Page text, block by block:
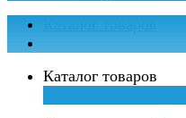
Каталог товаров